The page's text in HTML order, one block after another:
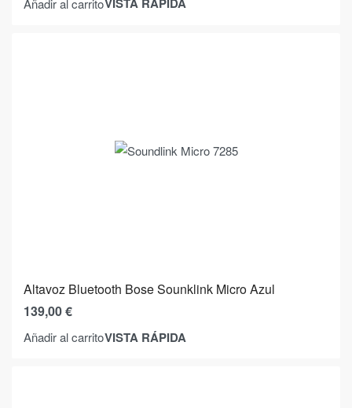
Añadir al carrito
Altavoz Bluetooth Bose Sounklink Micro Azul
139,00€
Añadir al carritoVISTA RÁPIDA